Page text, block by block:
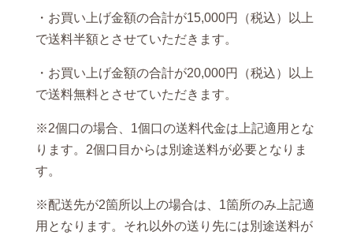
・お買い上げ金額の合計が15,000円（税込）以上
で送料半額とさせていただきます。
・お買い上げ金額の合計が20,000円（税込）以上
で送料無料とさせていただきます。
※2個口の場合、1個口の送料代金は上記適用とな
ります。2個口目からは別途送料が必要となりま
す。
※配送先が2箇所以上の場合は、1箇所のみ上記適
用となります。それ以外の送り先には別途送料が